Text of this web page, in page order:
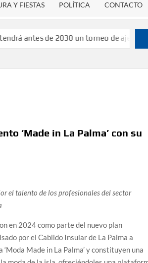
Y FIESTAS POLÍTICA CONTACTO
de 2030 un torneo de ajedrez con 200
‘Made in La Palma’ con su
el talento de los profesionales del sector
en 2024 como parte del nuevo plan
por el Cabildo Insular de La Palma a
Made in La Palma’ y constituyen una